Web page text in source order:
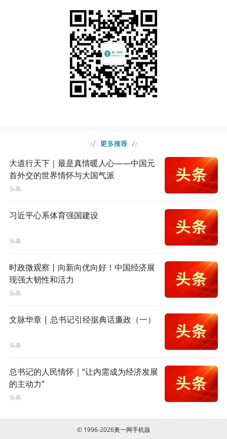
大道行天下｜最是真情暖人心——中国元
首外交的世界情怀与大国气派
头条
习近平心系体育强国建设
头条
时政微观察丨向新向优向好！中国经济展
现强大韧性和活力
头条
文脉华章 | 总书记引经据典话廉政（一）
头条
总书记的人民情怀｜“让内需成为经济发展
的主动力”
头条
© 1996-2026奥一网手机版